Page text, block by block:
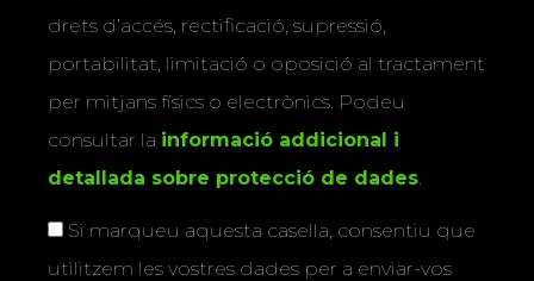
drets d’accés, rectificació, supressió,
portabilitat, limitació o oposició al tractament
per mitjans físics o electrònics. Podeu
consultar la informació addicional i
detallada sobre protecció de dades.
Si marqueu aquesta casella, consentiu que
utilitzem les vostres dades per a enviar-vos